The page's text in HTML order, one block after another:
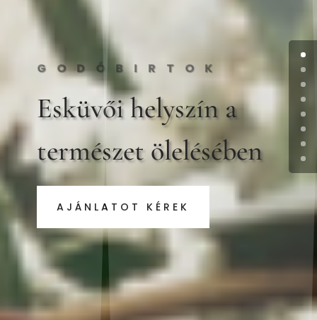
GODÓBIRTOK
Esküvői helyszín a
természet ölelésében
AJÁNLATOT KÉREK